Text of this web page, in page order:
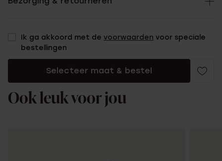
Ik ga akkoord met de voorwaarden voor speciale
bestellingen
Selecteer maat & bestel
Ook leuk voor jou